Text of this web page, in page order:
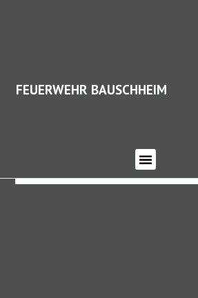
FEUERWEHR BAUSCHHEIM